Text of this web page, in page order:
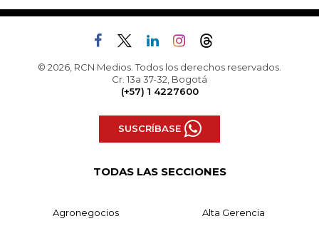
© 2026, RCN Medios. Todos los derechos reservados.
Cr. 13a 37-32, Bogotá
(+57) 1 4227600
SUSCRÍBASE
TODAS LAS SECCIONES
Agronegocios Alta Gerencia